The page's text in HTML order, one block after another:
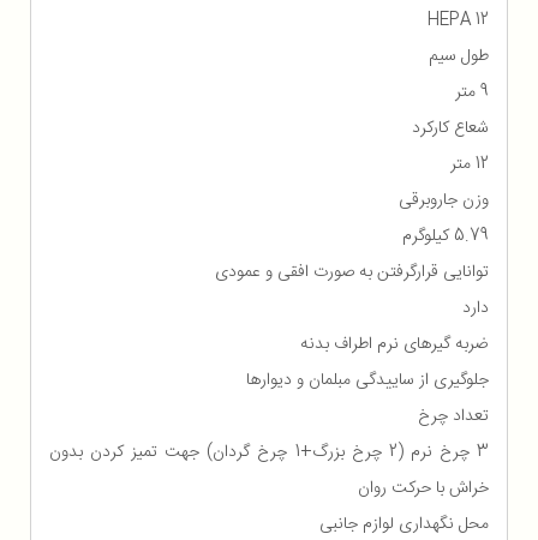
HEPA 12
طول سیم
9 متر
شعاع کارکرد
12 متر
وزن جاروبرقی
5.79 کیلوگرم
توانایی قرارگرفتن به صورت افقی و عمودی
دارد
ضربه گیرهای نرم اطراف بدنه
جلوگیری از ساییدگی مبلمان و دیوارها
تعداد چرخ
3 چرخ‌ نرم (2 چرخ بزرگ+1 چرخ گردان) جهت تمیز کردن بدون
خراش با حرکت روان
محل نگهداری لوازم جانبی